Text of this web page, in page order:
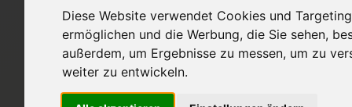
Diese Website verwendet Cookies und
ermöglichen und die Werbung, die Sie sehen,
außerdem, um Ergebnisse zu messen, um zu
weiter zu entwickeln.
Berichtswesen II -
Lösung der
"Berichtswesen II -